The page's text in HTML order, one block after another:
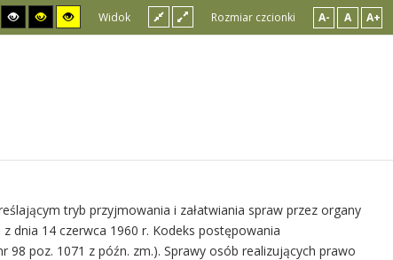
Widok Rozmiar czcionki A- A A+
tryb przyjmowania i załatwiania spraw przez organy
dnia 14 czerwca 1960 r. Kodeks postępowania
98 poz. 1071 z późn. zm.). Sprawy osób realizujących prawo